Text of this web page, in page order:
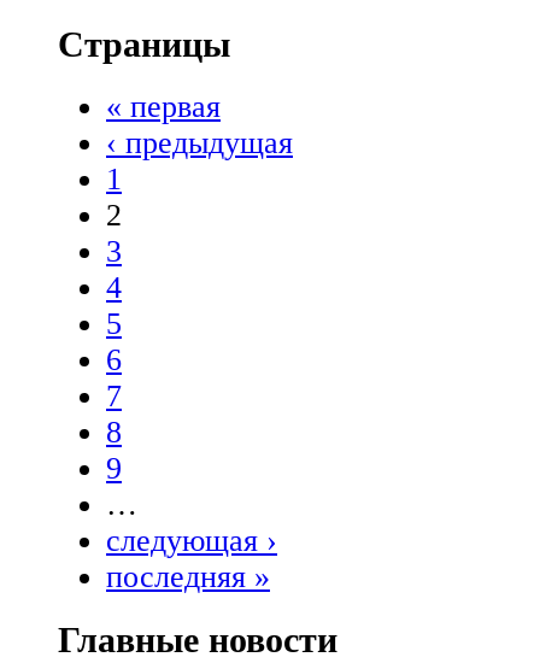
Страницы
« первая
‹ предыдущая
1
2
3
4
5
6
7
8
9
…
следующая ›
последняя »
Главные новости